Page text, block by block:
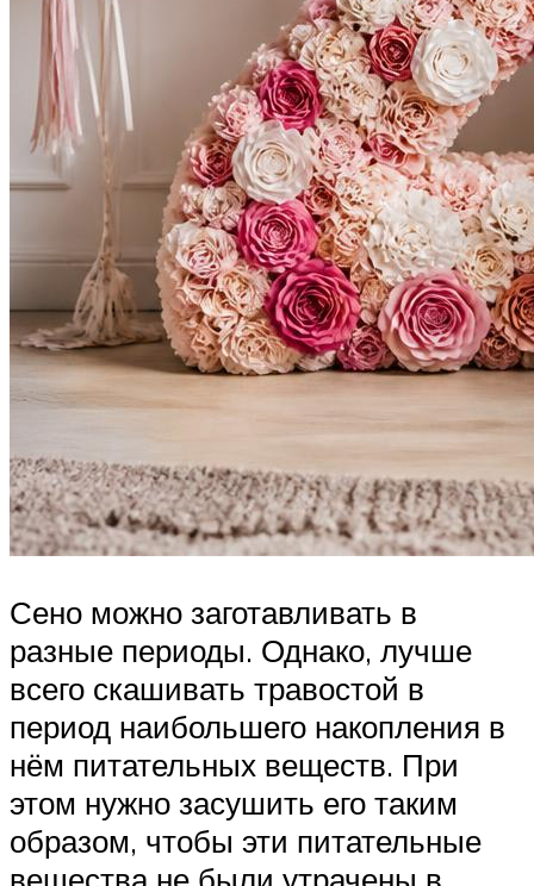
Сено можно заготавливать в
разные периоды. Однако, лучше
всего скашивать травостой в
период наибольшего накопления в
нём питательных веществ. При
этом нужно засушить его таким
образом, чтобы эти питательные